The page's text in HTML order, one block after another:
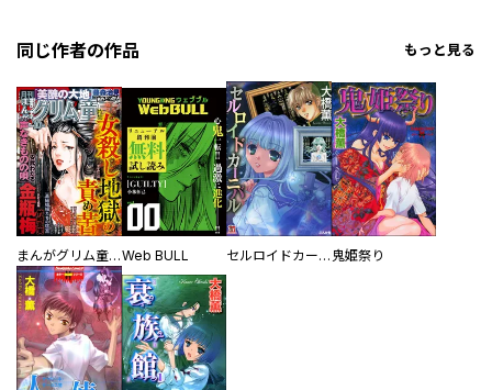
同じ作者の作品 もっと見る
まんがグリム童話Web BULL セルロイドカーニバル 鬼姫祭り